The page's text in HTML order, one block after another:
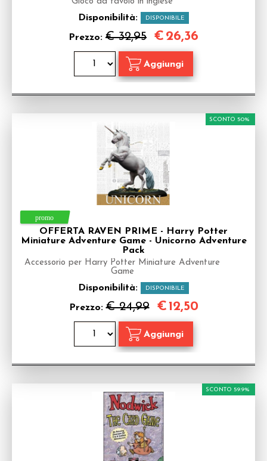
Disponibilità: DISPONIBILE
Prezzo: € 32,95 € 26,36
OFFERTA RAVEN PRIME - Harry Potter
Miniature Adventure Game - Unicorno Adventure
Pack
Accessorio per Harry Potter Miniature Adventure
Game
Disponibilità: DISPONIBILE
Prezzo:€ 24,99
SCONTO 50%
€12,50
SCONTO 59.9%